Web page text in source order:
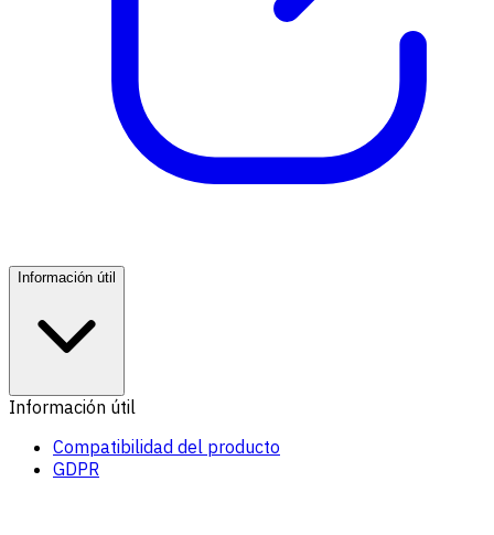
Información útil
Información útil
Compatibilidad del producto
GDPR